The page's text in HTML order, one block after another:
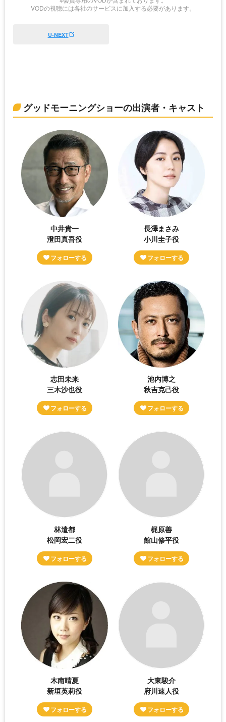
VODの視聴には各社のサービスに加入する必要があります。
U-NEXT
グッドモーニングショーの出演者・キャスト
中井貴一
澄田真吾役
長澤まさみ
小川圭子役
志田未来
三木沙也役
池内博之
秋吉克己役
林遣都
松岡宏二役
梶原善
館山修平役
木南晴夏
新垣英莉役
大東駿介
府川速人役